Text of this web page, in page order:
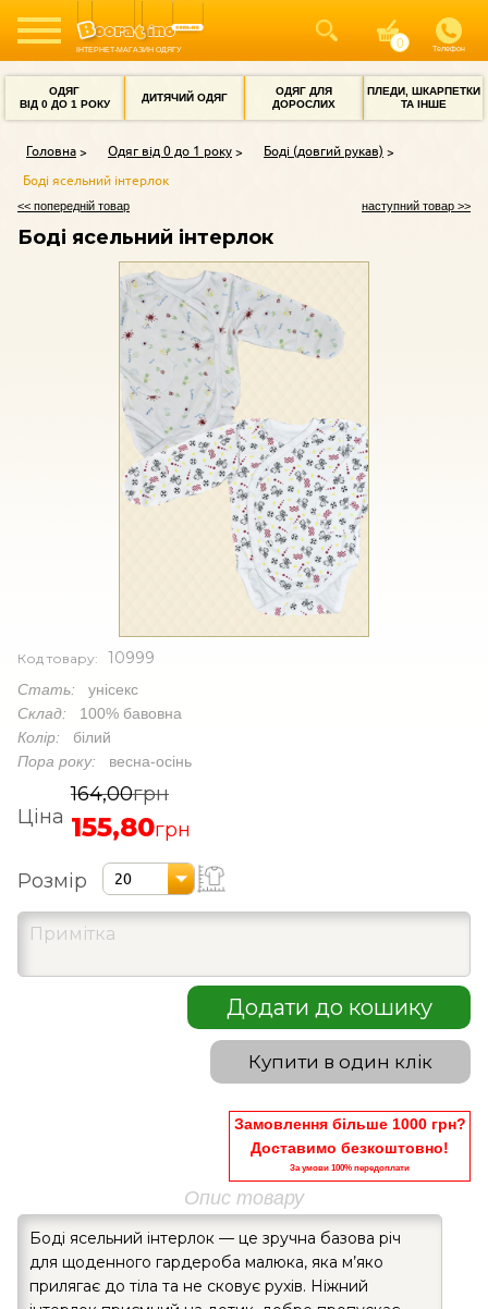
ІНТЕРНЕТ-МАГАЗИН ОДЯГУ Телефон
ОДЯГ
ВІД 0 ДО 1 РОКУ
ДИТЯЧИЙ ОДЯГ
ОДЯГ ДЛЯ
ДОРОСЛИХ
ПЛЕДИ, ШКАРПЕТКИ
ТА ІНШЕ
Головна Одяг від 0 до 1 року
Боді (довгий рукав)
Боді ясельний інтерлок
<< попередній товар наступний товар >>
Боді ясельний інтерлок
Код товару: 10999
Стать: унісекс
Склад: 100% бавовна
Колір: білий
Пора року: весна-осінь
Ціна
164,00грн
155,80грн
Розмір 20
Додати до кошику
Купити в один клік
Замовлення більше 1000 грн?
Доставимо безкоштовно!
За умови 100% передоплати
Опис товару
Боді ясельний інтерлок — це зручна базова річ
для щоденного гардероба малюка, яка м’яко
прилягає до тіла та не сковує рухів. Ніжний